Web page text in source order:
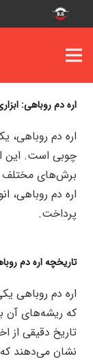
اره دم روباهی:
اره دم روباهی،
چوبی است. این
برش‌های مختلف
اره دم روباهی،
پرداخت.
تاریخچه اره دم
اره دم روباهی
که ریشه‌های آن
تاریخ دقیقی از
نشان می‌دهند که